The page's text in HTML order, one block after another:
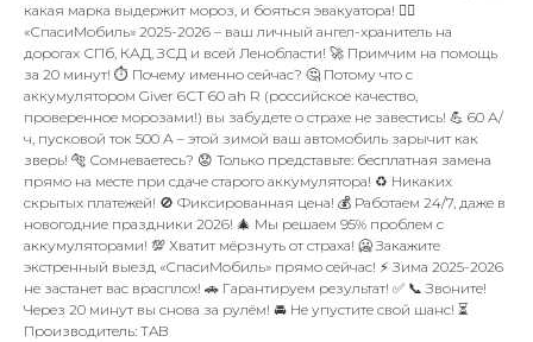
какая марка выдержит мороз, и бояться эвакуатора! 🙅‍♂️
«СпасиМобиль» 2025-2026 – ваш личный ангел-хранитель на
дорогах СПб, КАД, ЗСД и всей Ленобласти! 🚀 Примчим на помощь
за 20 минут! ⏱️ Почему именно сейчас? 🤔 Потому что с
аккумулятором Giver 6СТ 60 ah R (российское качество,
проверенное морозами!) вы забудете о страхе не завестись! 💪 60 А/
ч, пусковой ток 500 А – этой зимой ваш автомобиль зарычит как
зверь! 🐅 Сомневаетесь? 😟 Только представьте: бесплатная замена
прямо на месте при сдаче старого аккумулятора! ♻️ Никаких
скрытых платежей! 🚫 Фиксированная цена! 💰 Работаем 24/7, даже в
новогодние праздники 2026! 🎄 Мы решаем 95% проблем с
аккумуляторами! 💯 Хватит мёрзнуть от страха! 🥶 Закажите
экстренный выезд «СпасиМобиль» прямо сейчас! ⚡ Зима 2025-2026
не застанет вас врасплох! 🚗 Гарантируем результат! ✅ 📞 Звоните!
Через 20 минут вы снова за рулём! 🚘 Не упустите свой шанс! ⏳
Производитель: TAB